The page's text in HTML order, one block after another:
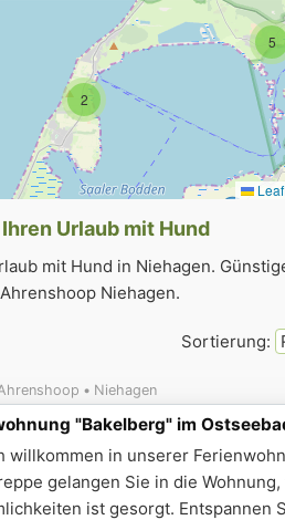
5
2
Urlaub mit Hund
mit Hund in Niehagen.
Niehagen.
Sortierung:
Niehagen
"Bakelberg" im
willkommen in unserer
gelangen Sie in die
ist gesorgt. Entspannen